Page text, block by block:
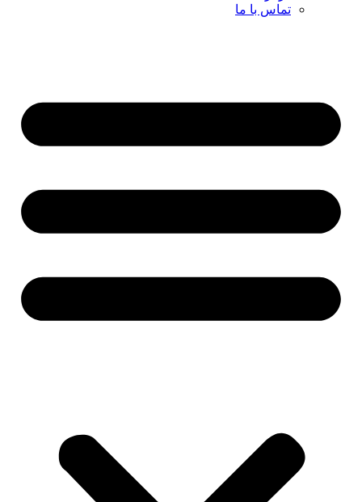
تماس با ما